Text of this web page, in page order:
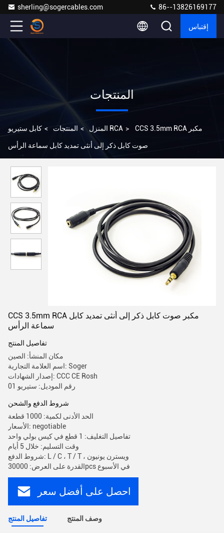
sherling@sogercables.com 86--13826169177
إقتباس
المنتجات
المنزل > المنتجات > كابل ستيريو RCA > CCS 3.5mm RCA مكبر
صوت كابل ذكر إلى أنثى تمديد كابل سماعة الرأس
CCS 3.5mm RCA مكبر صوت كابل ذكر إلى أنثى تمديد كابل
سماعة الرأس
تفاصيل المنتج
مكان المنشأ: الصين
اسم العلامة التجارية: Soger
إصدار الشهادات: CCC CE Rosh
رقم الموديل: ستيريو 01
شروط الدفع والشحن
الحد الأدنى لكمية: 1000 قطعة
الأسعار: negotiable
تفاصيل التغليف: 1 قطع في كيس بولي واحد
وقت التسليم: خلال 5 أيام
شروط الدفع: L / C ، T / T ، ويسترن يونيون
القدرة على العرض: 30000pcs في الأسبوع
احصل على أفضل سعر
تفاصيل المنتج وصف المنتج